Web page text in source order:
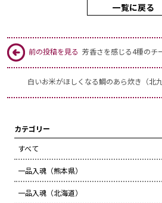
一覧に戻る
前の投稿を見る 芳香さを感じる4種のチ
白いお米がほしくなる鯛のあら炊き（北九
カテゴリー
すべて
一品入魂（熊本県）
一品入魂（北海道）